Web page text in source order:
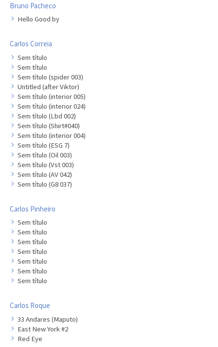
Bruno Pacheco
Hello Good by
Carlos Correia
Sem título
Sem título
Sem título (spider 003)
Untitled (after Viktor)
Sem título (interior 005)
Sem título (interior 024)
Sem título (Lbd 002)
Sem título (Shirt#040)
Sem título (interior 004)
Sem título (ESG 7)
Sem título (Oil 003)
Sem título (Vst 003)
Sem título (AV 042)
Sem título (G8 037)
Carlos Pinheiro
Sem título
Sem título
Sem título
Sem título
Sem título
Sem título
Sem título
Carlos Roque
33 Andares (Maputo)
East New York #2
Red Eye